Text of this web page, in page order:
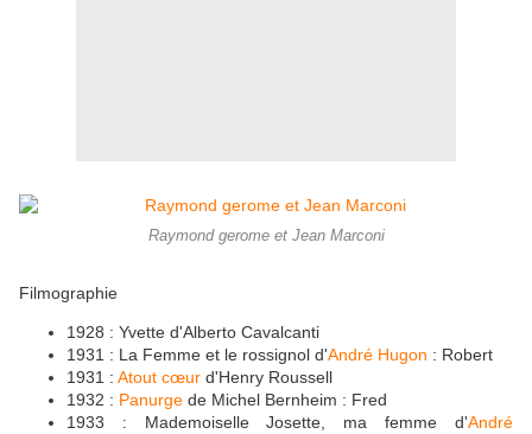
Raymond gerome et Jean Marconi
Filmographie
1928 : Yvette d'Alberto Cavalcanti
1931 : La Femme et le rossignol d'André Hugon : Robert
1931 : Atout cœur d'Henry Roussell
1932 : Panurge de Michel Bernheim : Fred
1933 : Mademoiselle Josette, ma femme d'André